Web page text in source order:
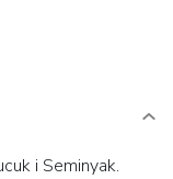
from 8:00 AM
A roundtrip airport
24 hours), and
i Seminyak.